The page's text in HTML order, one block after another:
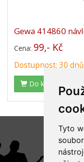
Tyto
Gewa 414860
Cena: 99,- Kč
Dostupnost: 30 dnů
Do košíku